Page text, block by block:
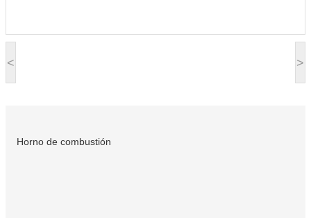
< >
Horno de combustión